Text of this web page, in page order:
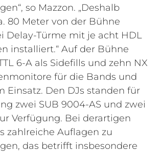
so Mazzon. „Deshalb
80 Meter von der Bühne
Delay-Türme mit je acht HDL
installiert.“ Auf der Bühne
6-A als Sidefills und zehn NX
für die Bands und
Einsatz. Den DJs standen für
zwei SUB 9004-AS und zwei
Verfügung. Bei derartigen
zahlreiche Auflagen zu
das betrifft insbesondere